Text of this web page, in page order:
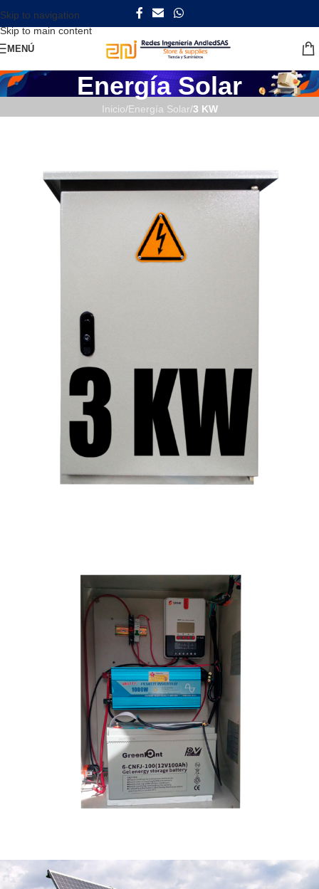
Skip to navigation
Skip to main content
MENÚ
Energía Solar
Inicio/Energía Solar/3 KW